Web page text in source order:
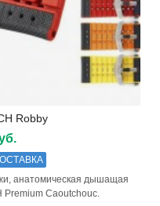
Robby
анатомическая дышащая
Premium Caoutchouc.